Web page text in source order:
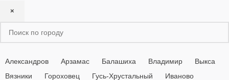
×
Александров Арзамас Балашиха Владимир
Выкса
Вязники
Гороховец Гусь-Хрустальный Иваново